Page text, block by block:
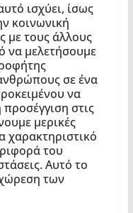
ισχύει, ίσως
κοινωνική
με τους άλλους
να μελετήσουμε
σε ένα
να
στις
μερικές
χαρακτηριστικό
του
Αυτό το
των